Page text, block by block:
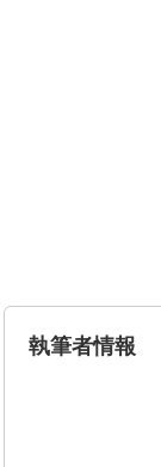
執筆者情報